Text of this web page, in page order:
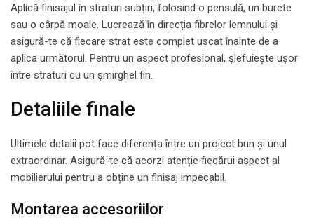
Aplică finisajul în straturi subțiri, folosind o pensulă, un burete
sau o cârpă moale. Lucrează în direcția fibrelor lemnului și
asigură-te că fiecare strat este complet uscat înainte de a
aplica următorul. Pentru un aspect profesional, șlefuiește ușor
între straturi cu un șmirghel fin.
Detaliile finale
Ultimele detalii pot face diferența între un proiect bun și unul
extraordinar. Asigură-te că acorzi atenție fiecărui aspect al
mobilierului pentru a obține un finisaj impecabil.
Montarea accesoriilor